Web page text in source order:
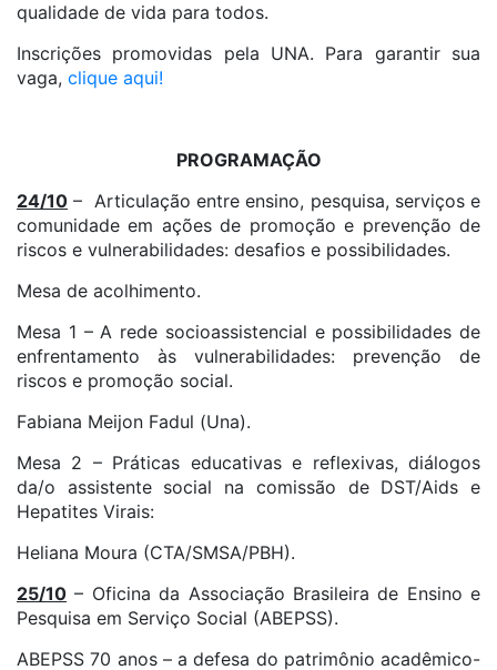
qualidade de vida para todos.
Inscrições promovidas pela UNA. Para garantir sua
vaga, clique aqui!
PROGRAMAÇÃO
24/10 – Articulação entre ensino, pesquisa, serviços e
comunidade em ações de promoção e prevenção de
riscos e vulnerabilidades: desafios e possibilidades.
Mesa de acolhimento.
Mesa 1 – A rede socioassistencial e possibilidades de
enfrentamento às vulnerabilidades: prevenção de
riscos e promoção social.
Fabiana Meijon Fadul (Una).
Mesa 2 – Práticas educativas e reflexivas, diálogos
da/o assistente social na comissão de DST/Aids e
Hepatites Virais:
Heliana Moura (CTA/SMSA/PBH).
25/10 – Oficina da Associação Brasileira de Ensino e
Pesquisa em Serviço Social (ABEPSS).
ABEPSS 70 anos – a defesa do patrimônio acadêmico-